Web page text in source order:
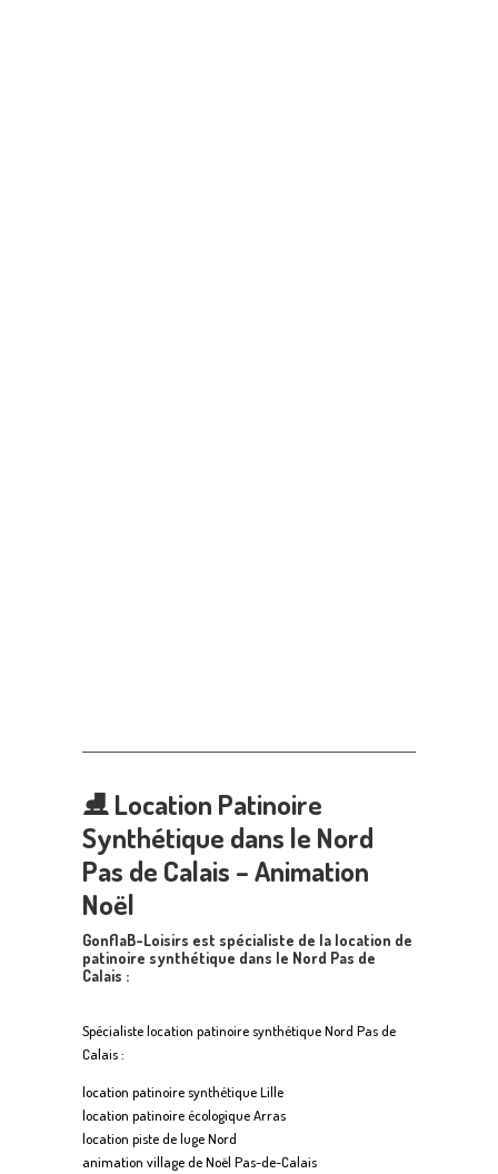
⛸Location Patinoire
Synthétique dans le Nord
Pas de Calais – Animation
Noël
GonflaB-Loisirs est spécialiste de la location de
patinoire synthétique dans le Nord Pas de
Calais :
Spécialiste location patinoire synthétique Nord Pas de
Calais :
location patinoire synthétique Lille
location patinoire écologique Arras
location piste de luge Nord
animation village de Noël Pas-de-Calais